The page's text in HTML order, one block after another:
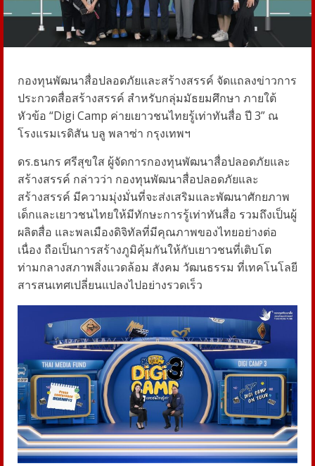
กองทุนพัฒนาสื่อปลอดภัยและสร้างสรรค์ จัดแถลงข่าวการ
ประกวดสื่อสร้างสรรค์ สำหรับกลุ่มมัธยมศึกษา ภายใต้
หัวข้อ “Digi Camp ค่ายเยาวชนไทยรู้เท่าทันสื่อ ปี 3” ณ
โรงแรมเรดิสัน บลู พลาซ่า กรุงเทพฯ
ดร.ธนกร ศรีสุขใส ผู้จัดการกองทุนพัฒนาสื่อปลอดภัยและ
สร้างสรรค์ กล่าวว่า กองทุนพัฒนาสื่อปลอดภัยและ
สร้างสรรค์ มีความมุ่งมั่นที่จะส่งเสริมและพัฒนาศักยภาพ
เด็กและเยาวชนไทยให้มีทักษะการรู้เท่าทันสื่อ รวมถึงเป็นผู้
ผลิตสื่อ และพลเมืองดิจิทัลที่มีคุณภาพของไทยอย่างต่อ
เนื่อง ถือเป็นการสร้างภูมิคุ้มกันให้กับเยาวชนที่เติบโต
ท่ามกลางสภาพสิ่งแวดล้อม สังคม วัฒนธรรม ที่เทคโนโลยี
สารสนเทศเปลี่ยนแปลงไปอย่างรวดเร็ว